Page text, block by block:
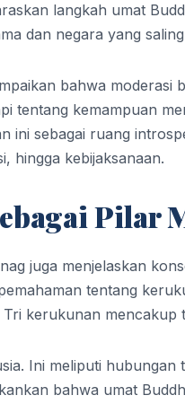
langkah umat
dan negara yang
bahwa
tentang kemampuan
ini sebagai ruang
hingga kebijaksanaan.
Pilar
juga menjelaskan
tentang
kerukunan mencakup
Ini meliputi hubungan
bahwa umat